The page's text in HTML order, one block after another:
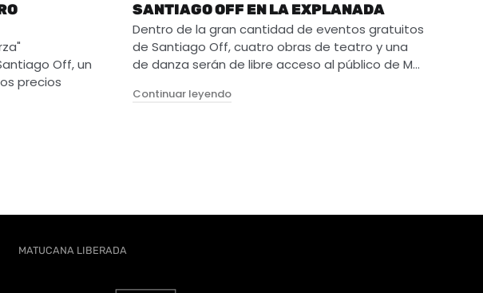
Off, un
precios
Principal"
SANTIAGO OFF EN LA EXPLANADA
Dentro de la gran cantidad de eventos gratuitos
de Santiago Off, cuatro obras de teatro y una
de danza serán de libre acceso al público de M…
Continuar leyendo"Santiago Off en la Explanada"
MATUCANA LIBERADA